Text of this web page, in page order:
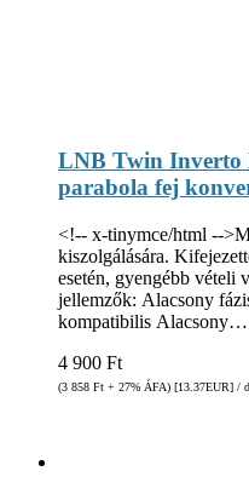
LNB Twin Inverto
parabola fej
<!-- x-tinymce/html --
kiszolgálására.
esetén, gyengébb vételi
jellemzők: Alacsony
kompatibilis Alacsony…
4 900 Ft
(3 858 Ft + 27% ÁFA) [13.37EUR] /